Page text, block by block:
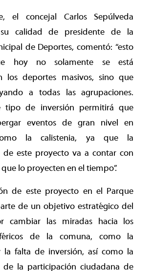
el concejal Carlos Sepúlveda
calidad de presidente de la
de Deportes, comentó: “esto
hoy no solamente se está
los deportes masivos, sino que
a todas las agrupaciones.
tipo de inversión permitirá que
eventos de gran nivel en
la calistenia, ya que la
de este proyecto va a contar con
lo proyecten en el tiempo”.
de este proyecto en el Parque
de un objetivo estratégico del
cambiar las miradas hacia los
de la comuna, como la
la falta de inversión, así como la
de la participación ciudadana de